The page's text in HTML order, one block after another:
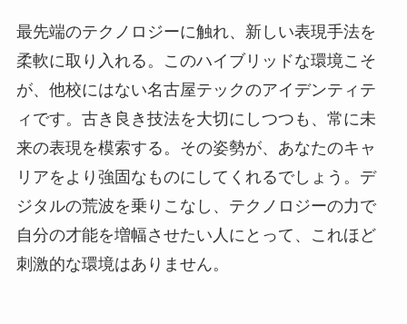
最先端のテクノロジーに触れ、新しい表現手法を
柔軟に取り入れる。このハイブリッドな環境こそ
が、他校にはない名古屋テックのアイデンティテ
ィです。古き良き技法を大切にしつつも、常に未
来の表現を模索する。その姿勢が、あなたのキャ
リアをより強固なものにしてくれるでしょう。デ
ジタルの荒波を乗りこなし、テクノロジーの力で
自分の才能を増幅させたい人にとって、これほど
刺激的な環境はありません。